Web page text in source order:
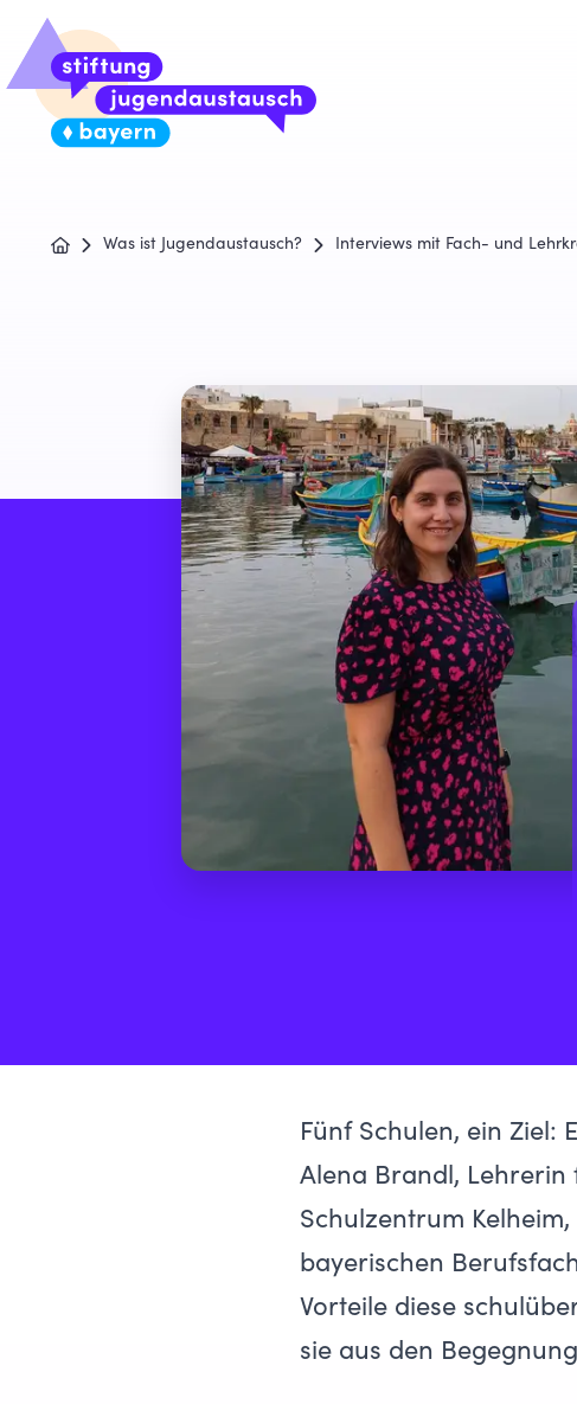
Was ist Jugendaustausch? Interviews mit Fach- und
Fünf Schulen, ein Ziel:
Alena Brandl,
Schulzentrum
bayerischen
Vorteile diese
sie aus den